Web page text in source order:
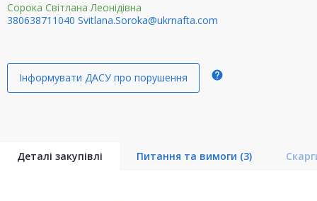
Сорока Світлана Леонідівна
380638711040 Svitlana.Soroka@ukrnafta.com
Інформувати ДАСУ про порушення help
Деталі закупівлі Питання та вимоги (3)